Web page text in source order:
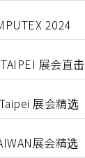
2024
展会直击
展会精选
展会精选